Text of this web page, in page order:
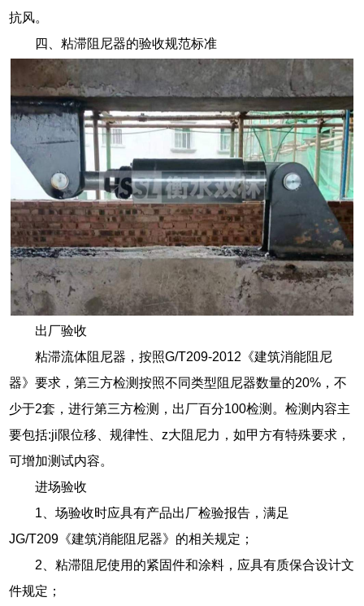
抗风。
四、粘滞阻尼器的验收规范标准
出厂验收
粘滞流体阻尼器，按照G/T209-2012《建筑消能阻尼
器》要求，第三方检测按照不同类型阻尼器数量的20%，不
少于2套，进行第三方检测，出厂百分100检测。检测内容主
要包括:ji限位移、规律性、z大阻尼力，如甲方有特殊要求，
可增加测试内容。
进场验收
1、场验收时应具有产品出厂检验报告，满足
JG/T209《建筑消能阻尼器》的相关规定；
2、粘滞阻尼使用的紧固件和涂料，应具有质保合设计文
件规定；